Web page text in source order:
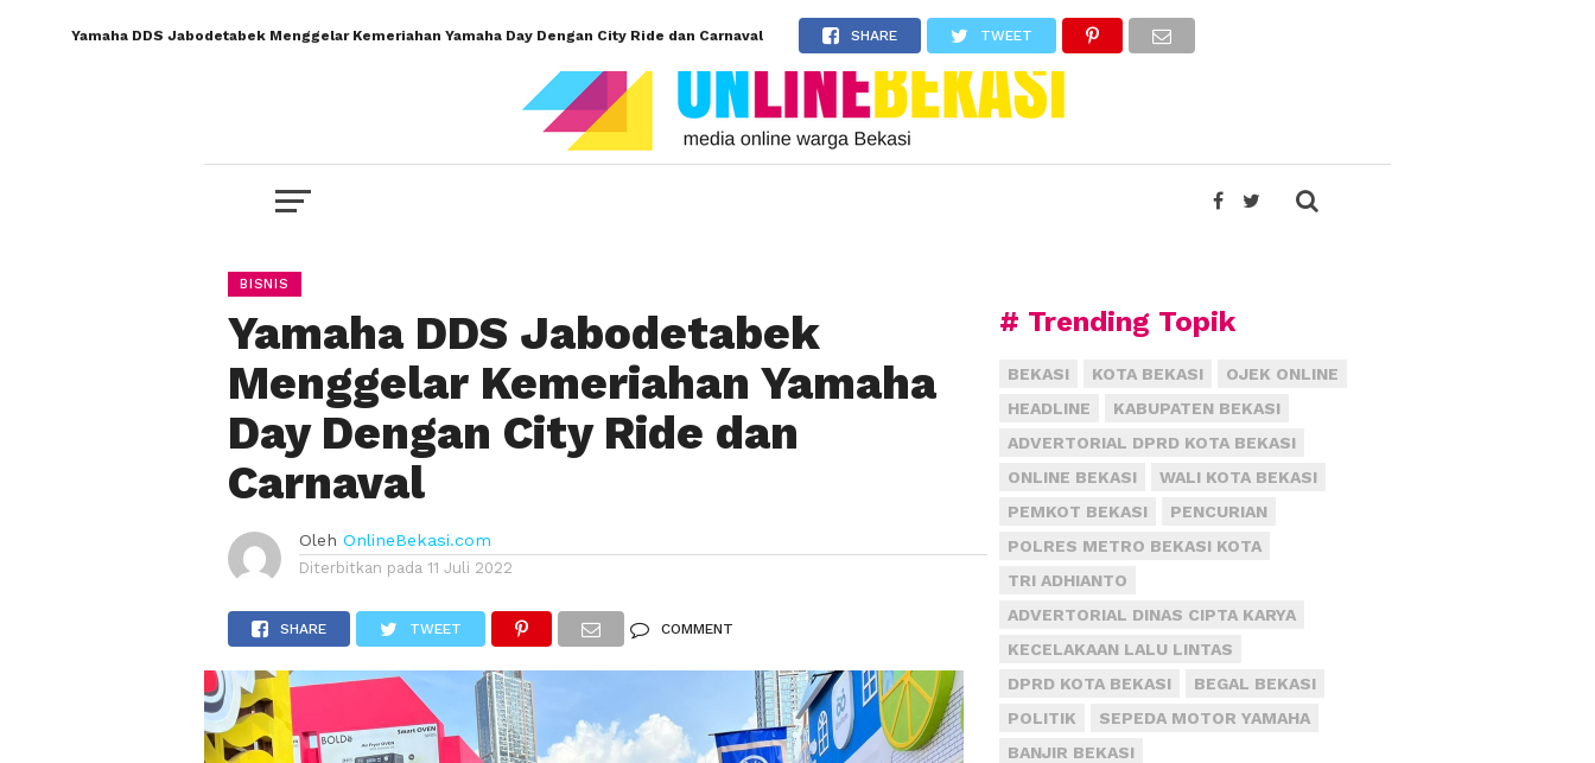
Yamaha DDS Jabodetabek Menggelar Kemeriahan Yamaha Day Dengan City Ride dan Carnaval SHARE TWEET
BISNIS
Yamaha DDS Jabodetabek
Menggelar Kemeriahan Yamaha
Day Dengan City Ride dan
Carnaval
Oleh OnlineBekasi.com
Diterbitkan pada 11 Juli 2022
SHARE TWEET COMMENT
# Trending Topik
BEKASI KOTA BEKASI
OJEK ONLINE
HEADLINE
KABUPATEN BEKASI
ADVERTORIAL DPRD KOTA BEKASI
ONLINE BEKASI
WALI KOTA BEKASI
PEMKOT BEKASI
PENCURIAN
POLRES METRO BEKASI KOTA
TRI ADHIANTO
ADVERTORIAL DINAS CIPTA KARYA
KECELAKAAN LALU LINTAS
DPRD KOTA BEKASI
BEGAL BEKASI
POLITIK
SEPEDA MOTOR YAMAHA
BANJIR BEKASI